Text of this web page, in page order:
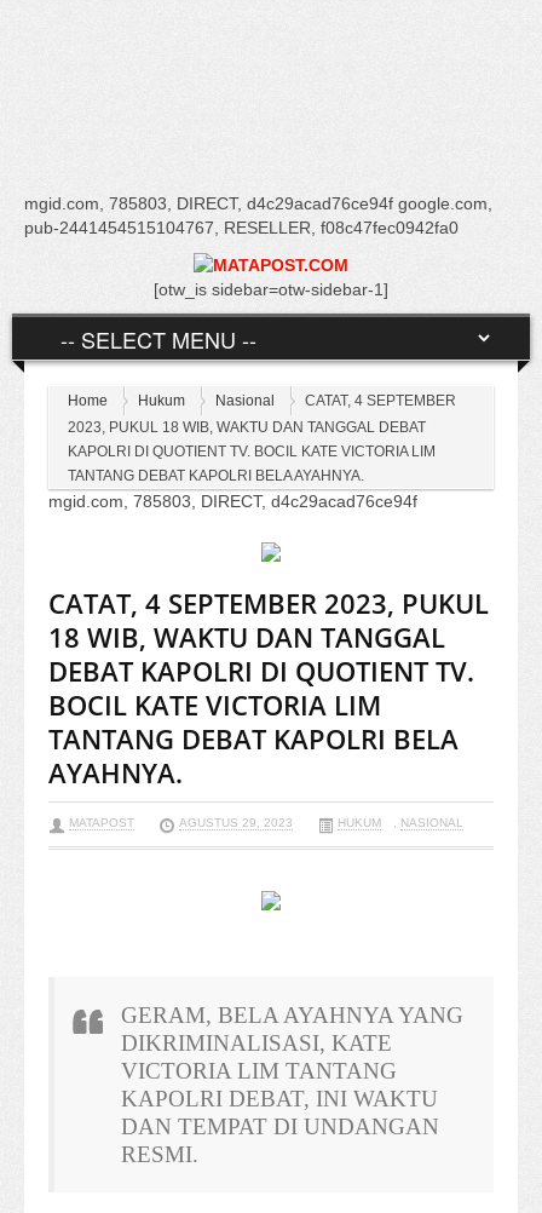
mgid.com, 785803, DIRECT, d4c29acad76ce94f google.com,
pub-2441454515104767, RESELLER, f08c47fec0942fa0
[otw_is sidebar=otw-sidebar-1]
Home Hukum Nasional
CATAT, 4 SEPTEMBER
2023, PUKUL 18 WIB, WAKTU DAN TANGGAL DEBAT
KAPOLRI DI QUOTIENT TV. BOCIL KATE VICTORIA LIM
TANTANG DEBAT KAPOLRI BELA AYAHNYA.
mgid.com, 785803, DIRECT, d4c29acad76ce94f
CATAT, 4 SEPTEMBER 2023, PUKUL
18 WIB, WAKTU DAN TANGGAL
DEBAT KAPOLRI DI QUOTIENT TV.
BOCIL KATE VICTORIA LIM
TANTANG DEBAT KAPOLRI BELA
AYAHNYA.
MATAPOST AGUSTUS 29, 2023 HUKUM , NASIONAL
GERAM, BELA AYAHNYA YANG
DIKRIMINALISASI, KATE
VICTORIA LIM TANTANG
KAPOLRI DEBAT, INI WAKTU
DAN TEMPAT DI UNDANGAN
RESMI.